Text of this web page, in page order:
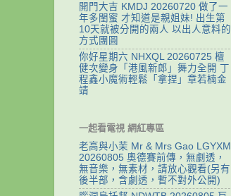
開門大吉 KMDJ 20260720 做了一
年多閨蜜 才知道是親姐妹! 出生第
10天就被分開的兩人 以出人意料的
方式團圓
你好星期六 NHXQL 20260725 檀
健次變身「港風新郎」舞力全開 丁
程鑫小魔術輕鬆「拿捏」章若楠金
靖
一起看電視 網紅專區
老高與小茉 Mr & Mrs Gao LGYXM
20260805 奧德賽前傳，無劇透，
無音樂，無素材，請放心觀看(另有
後半部，含劇透，暫不對外公開)